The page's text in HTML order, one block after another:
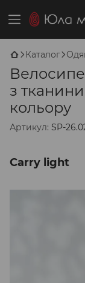
Каталог
з
кольору
Артикул: SP-
Carry light